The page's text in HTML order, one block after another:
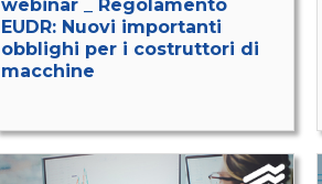
webinar _ Regolamento
EUDR: Nuovi importanti
obblighi per i costruttori di
macchine